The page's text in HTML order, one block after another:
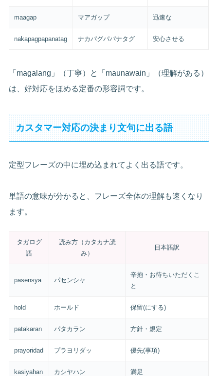
maagap マアガップ 迅速な
nakapagpapanatag ナカパグパパナタグ 安心させる
「magalang」（丁寧）と「maunawain」（理解がある）
は、好対応をほめる定番の形容詞です。
カスタマー対応の決まり文句に出る語
定型フレーズの中に埋め込まれてよく出る語です。
単語の意味が分かると、フレーズ全体の理解も速くなり
ます。
タガログ
語
読み方（カタカナ読
み）
日本語訳
pasensya パセンシャ
辛抱・お待ちいただくこ
と
hold ホールド 保留(にする)
patakaran パタカラン 方針・規定
prayoridad プラヨリダッ 優先(事項)
kasiyahan カシヤハン 満足